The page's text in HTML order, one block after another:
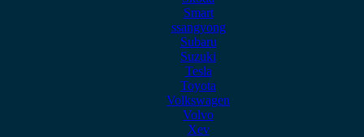
Smart
ssangyong
Subaru
Suzuki
Tesla
Toyota
Volkswagen
Volvo
Xev